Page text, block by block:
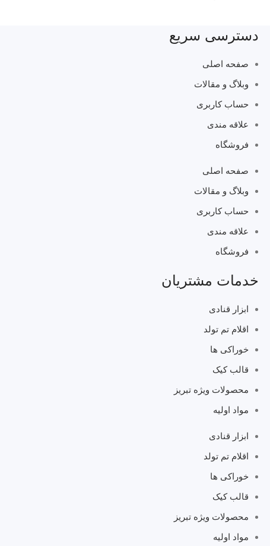
دسترسی سریع
صفحه اصلی
وبلاگ و مقالات
حساب کاربری
علاقه مندی
فروشگاه
صفحه اصلی
وبلاگ و مقالات
حساب کاربری
علاقه مندی
فروشگاه
خدمات مشتریان
ابزار قنادی
اقلام تم تولد
خوراکی ها
قالب کیک
محصولات ویژه تبریز
مواد اولیه
ابزار قنادی
اقلام تم تولد
خوراکی ها
قالب کیک
محصولات ویژه تبریز
مواد اولیه